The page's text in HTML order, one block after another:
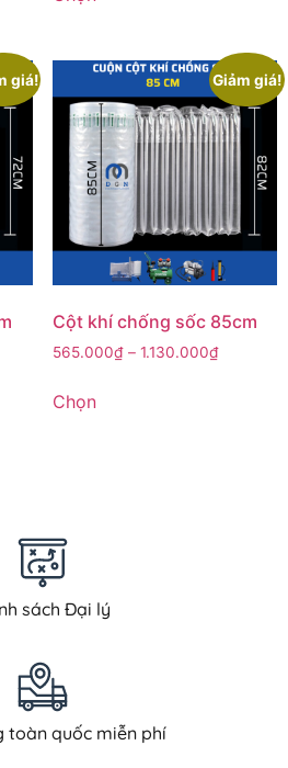
giá! Giảm giá!
Cột khí chống sốc 85cm
565.000₫ – 1.130.000₫
Chọn
sách Đại lý
toàn quốc miễn phí